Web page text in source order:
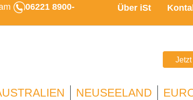
06221 8900-
Über iSt
NEUSEELAND